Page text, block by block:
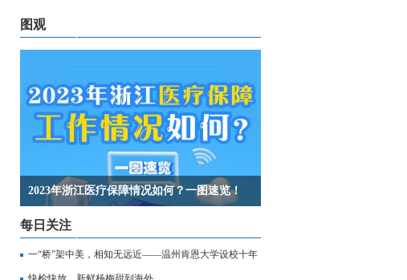
至无声世界
图观
2023年浙江医疗保障情况如何？一图速览！
每日关注
一“桥”架中美，相知无远近——温州肯恩大学设校十年